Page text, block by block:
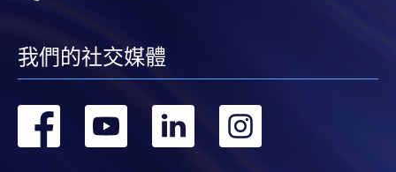
我們的社交媒體
轉
轉
轉